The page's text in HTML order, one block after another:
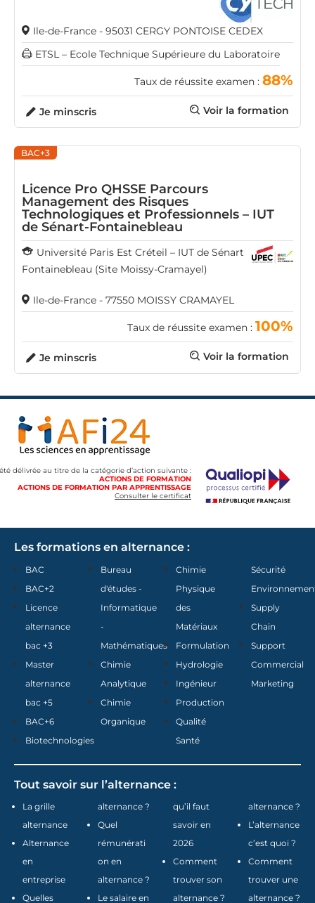
Ile-de-France - 95031 CERGY PONTOISE CEDEX
ETSL – Ecole Technique Supérieure du Laboratoire
Taux de réussite examen : 88%
Voir la formation
Je minscris
BAC+3
Licence Pro QHSSE Parcours
Management des Risques
Technologiques et Professionnels – IUT
de Sénart-Fontainebleau
Université Paris Est Créteil – IUT de Sénart
Fontainebleau (Site Moissy-Cramayel)
Ile-de-France - 77550 MOISSY CRAMAYEL
Taux de réussite examen : 100%
Voir la formation
Je minscris
délivrée au titre de la catégorie d’action suivante :
ACTIONS DE FORMATION
ACTIONS DE FORMATION PAR APPRENTISSAGE
Consulter le certificat
Les formations en alternance :
BAC
BAC+2
Licence
alternance
bac +3
Master
alternance
bac +5
BAC+6
Biotechnologies
Bureau
d'études -
Informatique
-
Mathématiques
Chimie
Analytique
Chimie
Organique
Chimie
Physique
des
Matériaux
Formulation
Hydrologie
Ingénieur
Production
Qualité
Santé
Sécurité
Supply
Chain
Support
Commercial
Marketing
Tout savoir sur l’alternance :
La grille
alternance
Alternance
en
entreprise
Quelles
alternance ?
Quel
rémunérati
on en
alternance ?
Le salaire en
qu’il faut
savoir en
2026
Comment
trouver son
alternance ?
alternance ?
L’alternance
c’est quoi ?
Comment
trouver une
alternance ?